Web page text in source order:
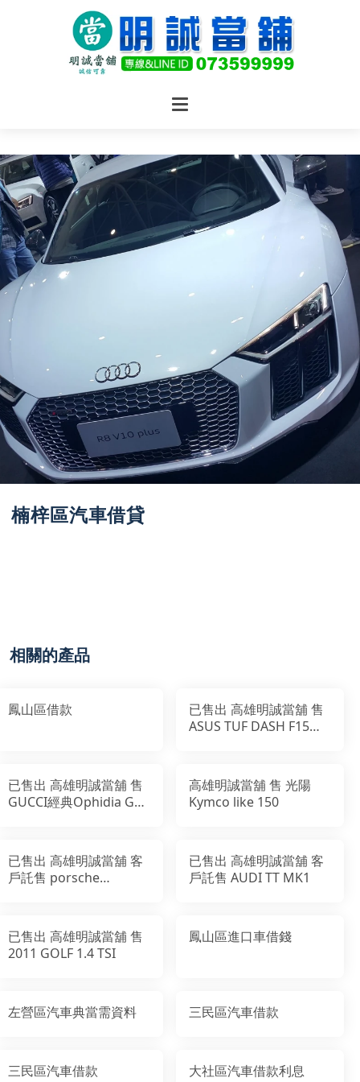
楠梓區汽車借貸
相關的產品
鳳山區借款
已售出 高雄明誠當舖 售
ASUS TUF DASH F15
已售出 高雄明誠當舖 售
GUCCI經典Ophidia GG
高雄明誠當舖 售 光陽
Kymco like 150
已售出 高雄明誠當舖 客
戶託售 porsche
已售出 高雄明誠當舖 客
戶託售 AUDI TT MK1
已售出 高雄明誠當舖 售
2011 GOLF 1.4 TSI
鳳山區進口車借錢
左營區汽車典當需資料 三民區汽車借款
三民區汽車借款 大社區汽車借款利息